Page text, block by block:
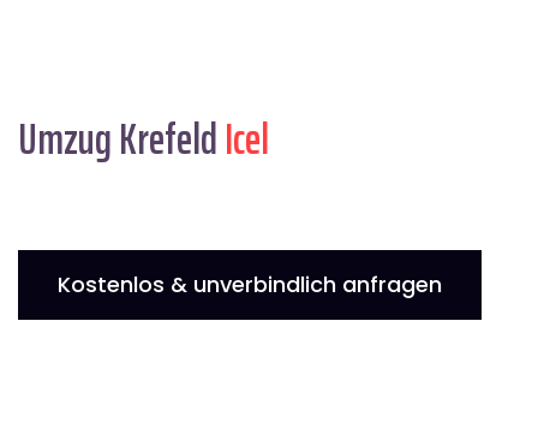
Umzug KrefeldIcel
Kostenlos & unverbindlich anfragen